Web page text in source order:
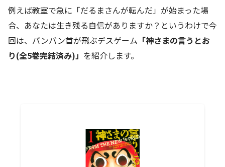
例えば教室で急に「だるまさんが転んだ」が始まった場
合、あなたは生き残る自信がありますか？というわけで今
回は、バンバン首が飛ぶデスゲーム 「神さまの言うとお
り(全5巻完結済み)」 を紹介します。